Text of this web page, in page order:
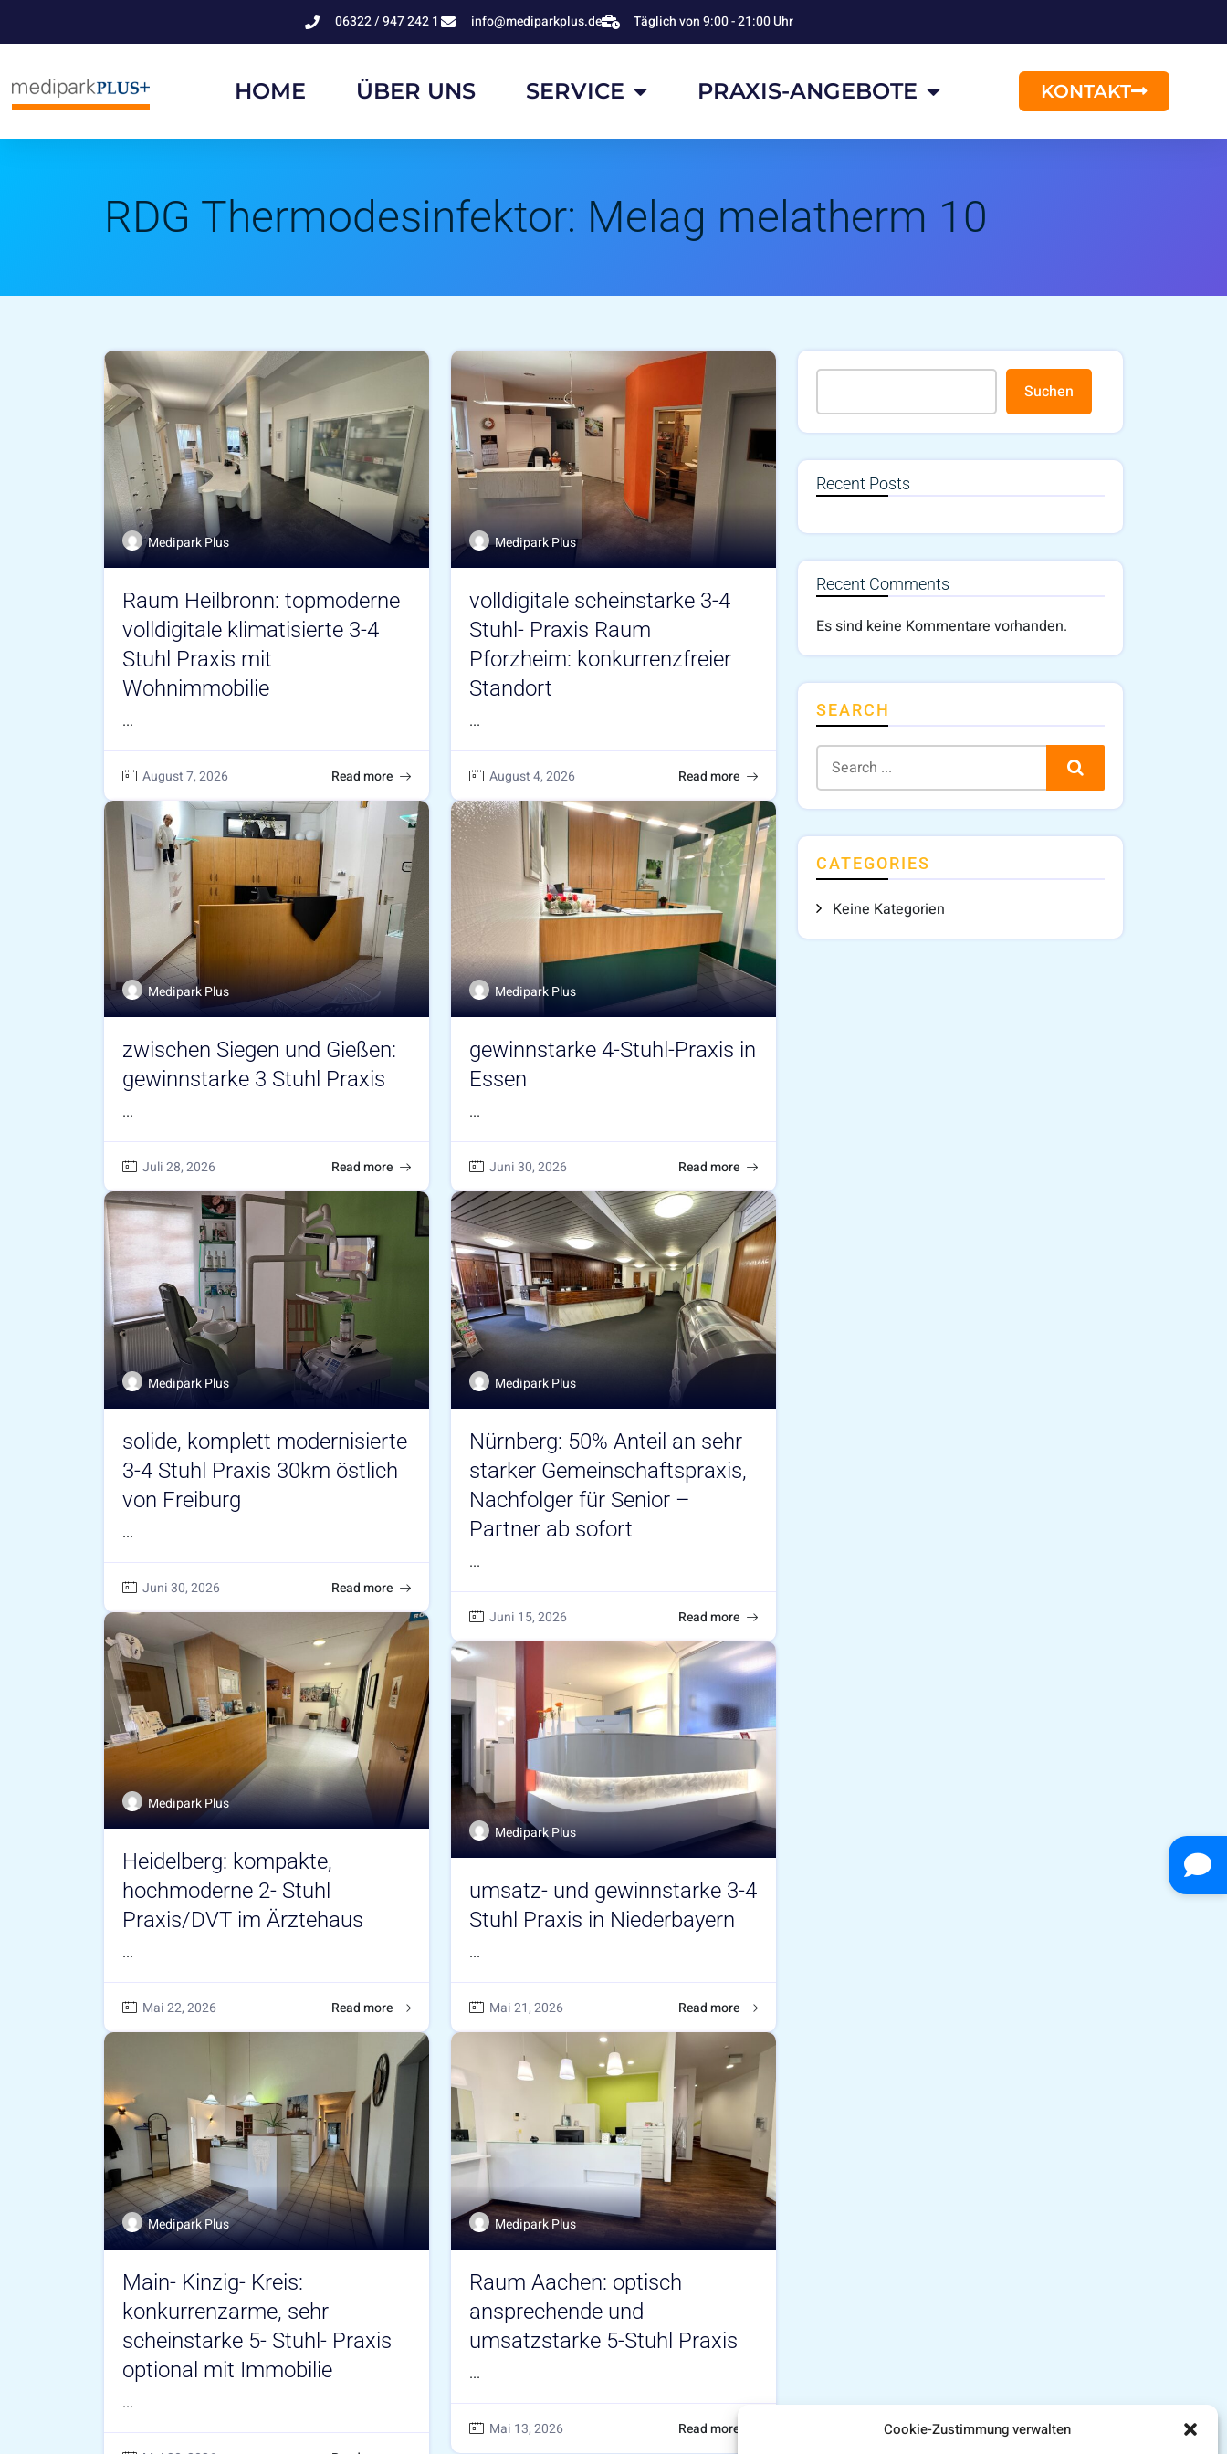
Cookie-Zustimmung verwalten
06322 / 947 242 1 info@mediparkplus.de Täglich von 9:00 - 21:00 Uhr
HOME ÜBER UNS SERVICE PRAXIS-ANGEBOTE KONTAKT
RDG Thermodesinfektor: Melag melatherm 10
Medipark Plus
Raum Heilbronn: topmoderne
volldigitale klimatisierte 3-4
Stuhl Praxis mit
Wohnimmobilie
...
August 7, 2026 Read more
Medipark Plus
volldigitale scheinstarke 3-4
Stuhl- Praxis Raum
Pforzheim: konkurrenzfreier
Standort
...
August 4, 2026 Read more
Medipark Plus
zwischen Siegen und Gießen:
gewinnstarke 3 Stuhl Praxis
...
Juli 28, 2026 Read more
Medipark Plus
gewinnstarke 4-Stuhl-Praxis in
Essen
...
Juni 30, 2026 Read more
Medipark Plus
solide, komplett modernisierte
3-4 Stuhl Praxis 30km östlich
von Freiburg
...
Juni 30, 2026 Read more
Medipark Plus
Nürnberg: 50% Anteil an sehr
starker Gemeinschaftspraxis,
Nachfolger für Senior –
Partner ab sofort
...
Juni 15, 2026 Read more
Medipark Plus
Heidelberg: kompakte,
hochmoderne 2- Stuhl
Praxis/DVT im Ärztehaus
...
Mai 22, 2026 Read more
Medipark Plus
umsatz- und gewinnstarke 3-4
Stuhl Praxis in Niederbayern
...
Mai 21, 2026 Read more
Medipark Plus
Main- Kinzig- Kreis:
konkurrenzarme, sehr
scheinstarke 5- Stuhl- Praxis
optional mit Immobilie
...
Medipark Plus
Raum Aachen: optisch
ansprechende und
umsatzstarke 5-Stuhl Praxis
...
Mai 13, 2026 Read more
Suchen
Recent Posts
Recent Comments
Es sind keine Kommentare vorhanden.
SEARCH
Search
CATEGORIES
Keine Kategorien